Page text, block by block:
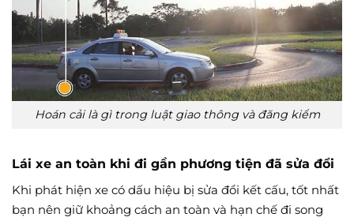
Hoán cải là gì trong luật giao thông và đăng kiểm
Lái xe an toàn khi đi gần phương tiện đã sửa đổi
Khi phát hiện xe có dấu hiệu bị sửa đổi kết cấu, tốt nhất
bạn nên giữ khoảng cách an toàn và hạn chế đi song